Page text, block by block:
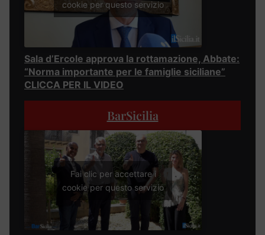
cookie per questo servizio
Sala d’Ercole approva la rottamazione, Abbate:
“Norma importante per le famiglie siciliane”
CLICCA PER IL VIDEO
BarSicilia
Fai clic per accettare i
cookie per questo servizio